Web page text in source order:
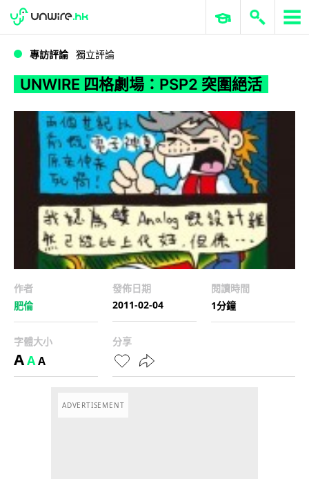
UNWIRE 四格劇場：PSP2 突圍絕活
WWDC 2026 ERP 與商業 AI
專訪評論 獨立評論
UNWIRE 四格劇場：PSP2 突圍絕活
作者
肥倫
發佈日期
2011-02-04
閱讀時間
1分鐘
字體大小
AAA
分享
ADVERTISEMENT